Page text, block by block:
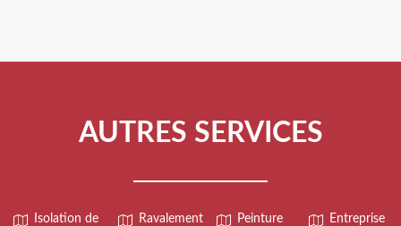
AUTRES SERVICES
Isolation de
Ravalement
Peinture
Entreprise